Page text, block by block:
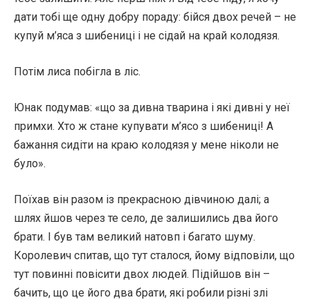
дати тобі ще одну добру пораду: бійся двох речей – не
купуй м’яса з шибениці і не сідай на край колодязя.
Потім лиса побігла в ліс.
Юнак подумав: «що за дивна тварина і які дивні у неї
примхи. Хто ж стане купувати м’ясо з шибениці! А
бажання сидіти на краю колодязя у мене ніколи не
було».
Поїхав він разом із прекрасною дівчиною далі; а
шлях йшов через те село, де залишились два його
брати. І був там великий натовп і багато шуму.
Королевич спитав, що тут сталося, йому відповіли, що
тут повинні повісити двох людей. Підійшов він –
бачить, що це його два брати, які робили різні злі